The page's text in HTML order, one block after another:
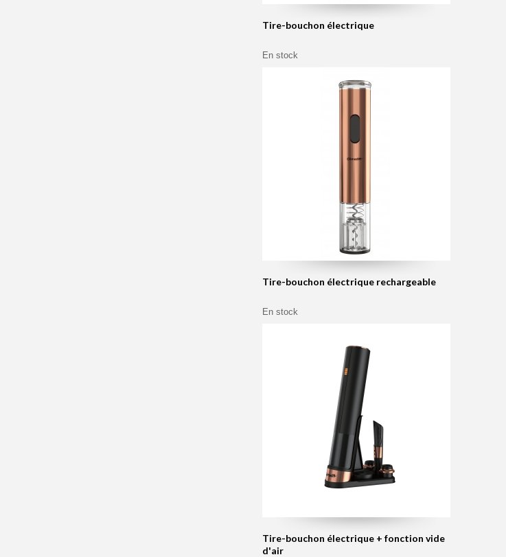
Tire-bouchon électrique
En stock
Tire-bouchon électrique rechargeable
En stock
Tire-bouchon électrique + fonction vide
d'air